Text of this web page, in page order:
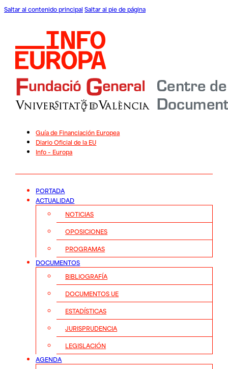
Saltar al contenido principal Saltar al pie de página
Guía de Financiación Europea
Diario Oficial de la EU
Info – Europa
PORTADA
ACTUALIDAD
NOTICIAS
OPOSICIONES
PROGRAMAS
DOCUMENTOS
BIBLIOGRAFÍA
DOCUMENTOS UE
ESTADÍSTICAS
JURISPRUDENCIA
LEGISLACIÓN
AGENDA